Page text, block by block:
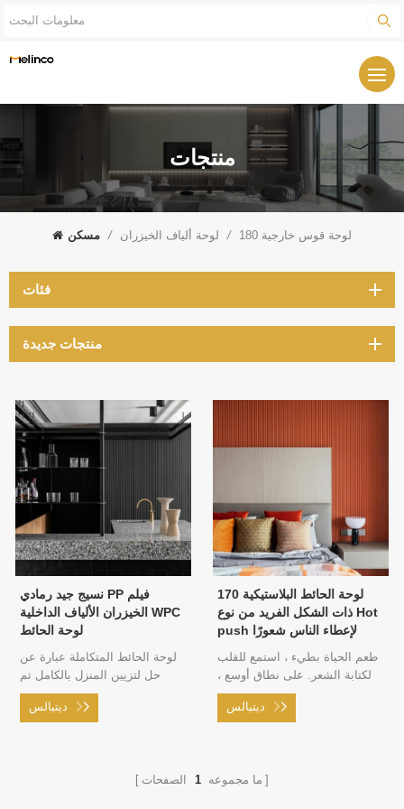
منتجات
مسكن / لوحة ألياف الخيزران / 180 لوحة قوس خارجية
نسيج جيد رمادي PP فيلم
الخيزران الألياف الداخلية WPC
لوحة الحائط
لوحة الحائط المتكاملة عبارة عن
حل لتزيين المنزل بالكامل تم
اقتراحه في عام 2009 لمشاكل
تلوث الديكور المنزلي والعمليات
ديتيالس
170 لوحة الحائط البلاستيكية
ذات الشكل الفريد من نوع Hot
push لإعطاء الناس شعورًا
طعم الحياة بطيء ، استمع للقلب
لكتابة الشعر. على نطاق أوسع ،
اعرض المشاهد المتنوعة للحياة ،
وخلق مساحة هادئة ورائعة ، وقدم
ديتيالس
ما مجموعه 1 الصفحات
فئات
منتجات جديدة